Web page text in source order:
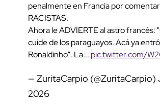
penalmente en Francia por
RACISTAS.
Ahora le ADVIERTE al astro francés:
cuide de los paraguayos. Acá ya
Ronaldinho". La... pic.twitter.com/
— ZuritaCarpio (@ZuritaCarpio)
2026